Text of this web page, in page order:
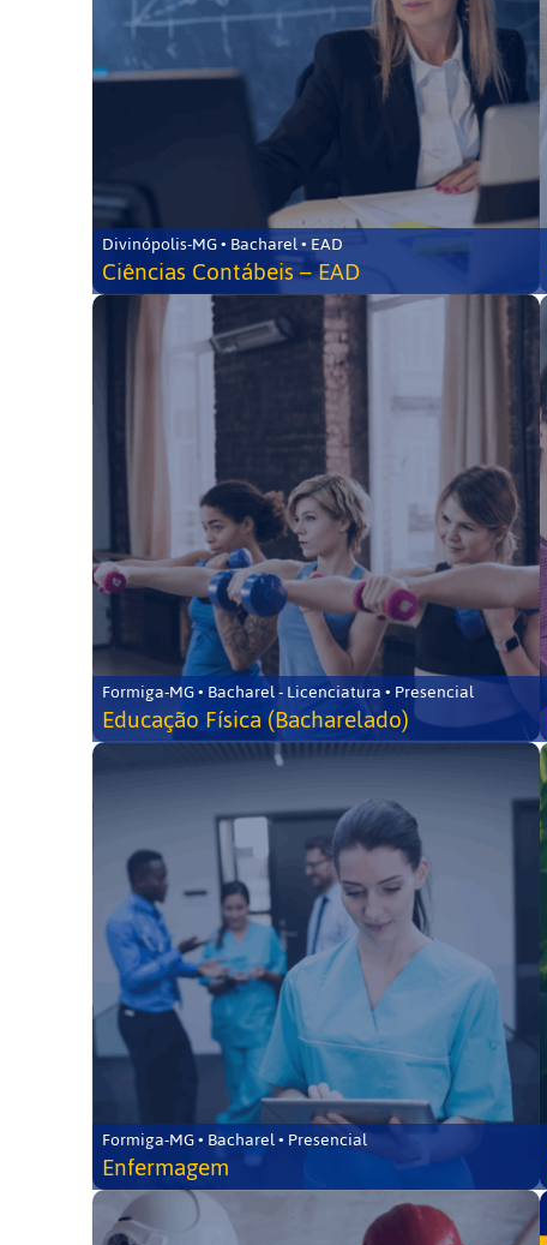
Divinópolis-MG • Bacharel • EAD
Ciências Contábeis – EAD
Formiga-MG • Bacharel - Licenciatura • Presencial
Educação Física (Bacharelado)
Formiga-MG • Bacharel • Presencial
Enfermagem